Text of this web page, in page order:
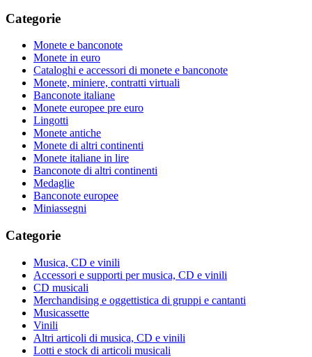
Categorie
Monete e banconote
Monete in euro
Cataloghi e accessori di monete e banconote
Monete, miniere, contratti virtuali
Banconote italiane
Monete europee pre euro
Lingotti
Monete antiche
Monete di altri continenti
Monete italiane in lire
Banconote di altri continenti
Medaglie
Banconote europee
Miniassegni
Categorie
Musica, CD e vinili
Accessori e supporti per musica, CD e vinili
CD musicali
Merchandising e oggettistica di gruppi e cantanti
Musicassette
Vinili
Altri articoli di musica, CD e vinili
Lotti e stock di articoli musicali